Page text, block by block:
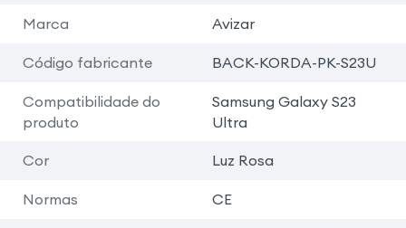
Marca Avizar
Código fabricante BACK-KORDA-PK-S23U
Compatibilidade do
produto
Samsung Galaxy S23
Ultra
Cor Luz Rosa
Normas CE